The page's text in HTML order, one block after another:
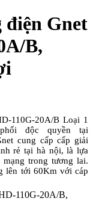
điện Gnet
B,
110G-20A/B Loại 1
độc quyền tại
cung cấp cấp giải
rẻ tại hà nội, là lựa
trong tương lai.
lên tới 60Km với cáp